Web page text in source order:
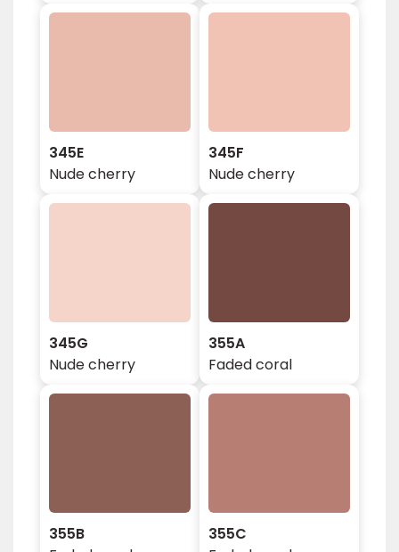
345E
Nude cherry
345F
Nude cherry
345G
Nude cherry
355A
Faded coral
355B
355C